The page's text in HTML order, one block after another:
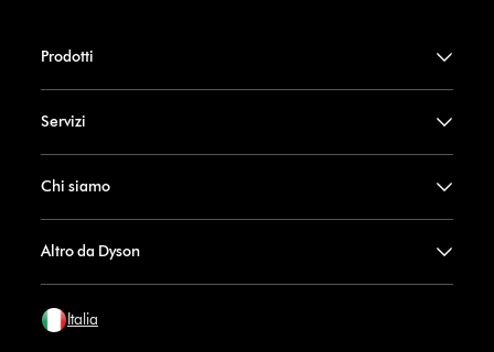
Prodotti
Servizi
Chi siamo
Altro da Dyson
Italia